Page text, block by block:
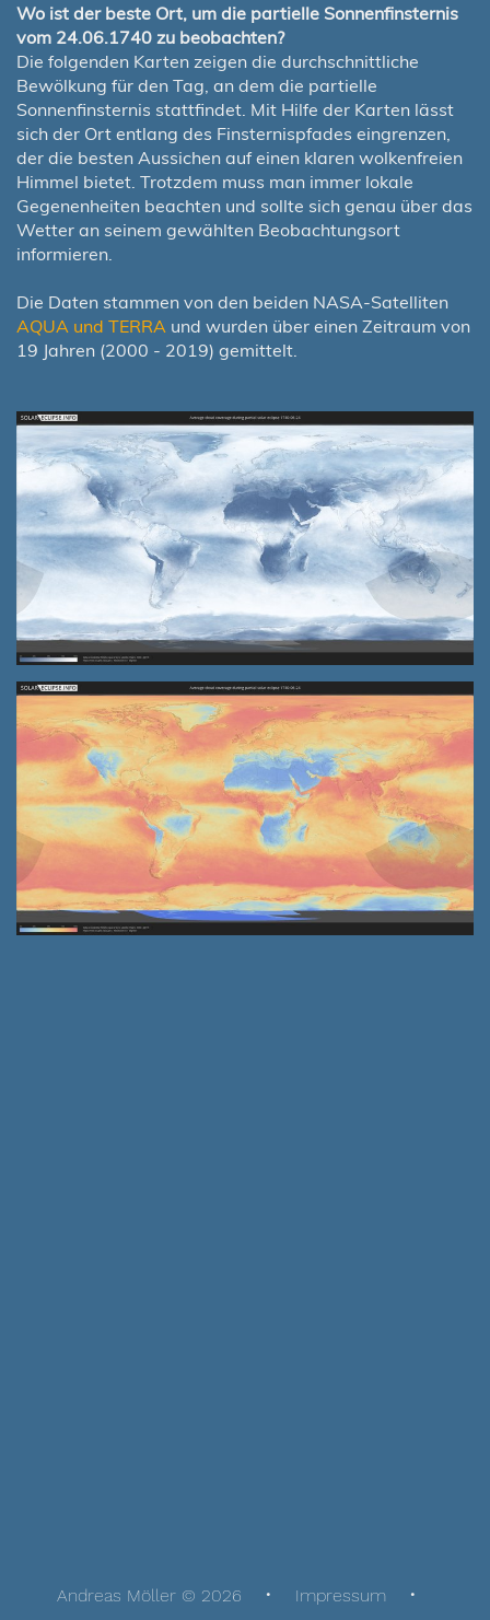
Wo ist der beste Ort, um die partielle Sonnenfinsternis
vom 24.06.1740 zu beobachten?
Die folgenden Karten zeigen die durchschnittliche
Bewölkung für den Tag, an dem die partielle
Sonnenfinsternis stattfindet. Mit Hilfe der Karten lässt
sich der Ort entlang des Finsternispfades eingrenzen,
der die besten Aussichen auf einen klaren wolkenfreien
Himmel bietet. Trotzdem muss man immer lokale
Gegenenheiten beachten und sollte sich genau über das
Wetter an seinem gewählten Beobachtungsort
informieren.
Die Daten stammen von den beiden NASA-Satelliten
AQUA und TERRA und wurden über einen Zeitraum von
19 Jahren (2000 - 2019) gemittelt.
Andreas Möller © 2026 Impressum